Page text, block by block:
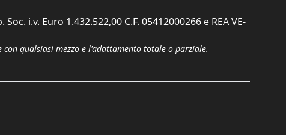
i.v. Euro 1.432.522,00 C.F. 05412000266 e REA VE-
qualsiasi mezzo e l'adattamento totale o parziale.